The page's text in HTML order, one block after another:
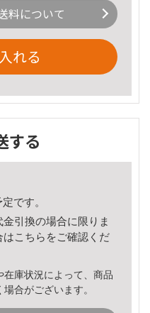
料について
れる
する
です。
引換の場合に限りま
はこちら をご確認くだ
庫状況によって、商品
合がございます。